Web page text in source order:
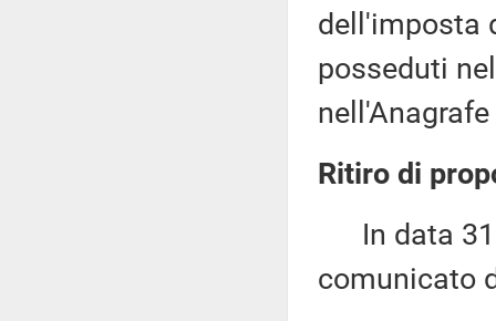
dell'imposta
posseduti
Ritiro di
In data 31
comunicato